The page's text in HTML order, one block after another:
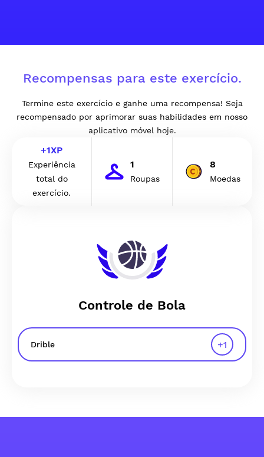
Recompensas para este exercício.
Termine este exercício e ganhe uma recompensa! Seja
recompensado por aprimorar suas habilidades em nosso
aplicativo móvel hoje.
+1XP
Experiência
total do
exercício.
1
Roupas
8
Moedas
Controle de Bola
Drible +1